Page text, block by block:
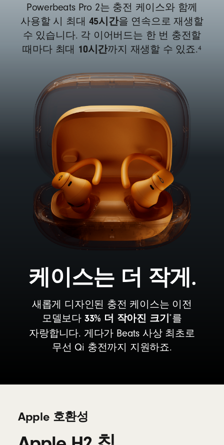
Powerbeats Pro 2는 충전 케이스와 함께
사용할 시 최대 45시간을 연속으로 재생할
수 있습니다. 각 이어버드는 한 번 충전할
때마다 최대 10시간까지 재생할 수 있죠.4
케이스는 더 작게.
새롭게 디자인된 충전 케이스는 이전
모델보다 33% 더 작아진 크기 *를
자랑합니다. 게다가 Beats 사상 최초로
무선 Qi 충전까지 지원하죠.
Apple 호환성